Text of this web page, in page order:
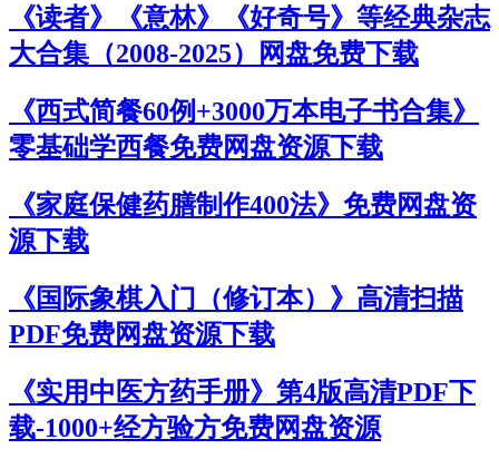
《读者》《意林》《好奇号》等经典杂志
大合集（2008-2025）网盘免费下载
《西式简餐60例+3000万本电子书合集》
零基础学西餐免费网盘资源下载
《家庭保健药膳制作400法》免费网盘资
源下载
《国际象棋入门（修订本）》高清扫描
PDF免费网盘资源下载
《实用中医方药手册》第4版高清PDF下
载-1000+经方验方免费网盘资源